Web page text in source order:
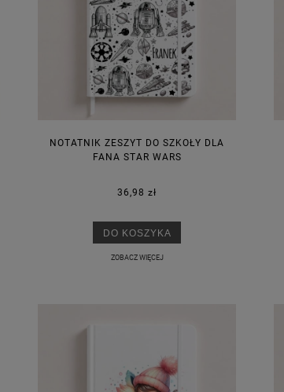
NOTATNIK ZESZYT DO SZKOŁY DLA
FANA STAR WARS
36,98 zł
DO KOSZYKA
ZOBACZ WIĘCEJ